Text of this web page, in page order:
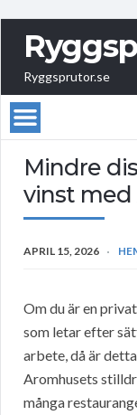
Ryggsprutor.se
Mindre
vinst
APRIL 15, 2026
Om du är en
som letar efter
arbete, då är
Aromhusets
många